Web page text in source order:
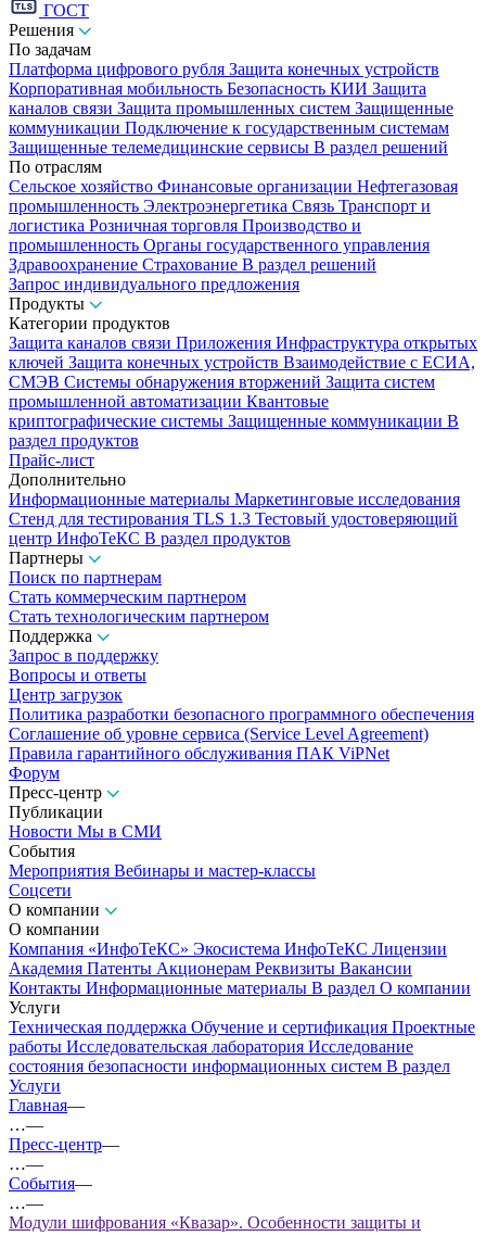
ГОСТ
Решения
По задачам
Платформа цифрового рубля Защита конечных устройств
Корпоративная мобильность Безопасность КИИ Защита
каналов связи Защита промышленных систем Защищенные
коммуникации Подключение к государственным системам
Защищенные телемедицинские сервисы В раздел решений
По отраслям
Сельское хозяйство Финансовые организации Нефтегазовая
промышленность Электроэнергетика Связь Транспорт и
логистика Розничная торговля Производство и
промышленность Органы государственного управления
Здравоохранение Страхование В раздел решений
Запрос индивидуального предложения
Продукты
Категории продуктов
Защита каналов связи Приложения Инфраструктура открытых
ключей Защита конечных устройств Взаимодействие с ЕСИА,
СМЭВ Системы обнаружения вторжений Защита систем
промышленной автоматизации Квантовые
криптографические системы Защищенные коммуникации В
раздел продуктов
Прайс-лист
Дополнительно
Информационные материалы Маркетинговые исследования
Стенд для тестирования TLS 1.3 Тестовый удостоверяющий
центр ИнфоТеКС В раздел продуктов
Партнеры
Поиск по партнерам
Стать коммерческим партнером
Стать технологическим партнером
Поддержка
Запрос в поддержку
Вопросы и ответы
Центр загрузок
Политика разработки безопасного программного обеспечения
Соглашение об уровне сервиса (Service Level Agreement)
Правила гарантийного обслуживания ПАК ViPNet
Форум
Пресс-центр
Публикации
Новости Мы в СМИ
События
Мероприятия Вебинары и мастер-классы
Соцсети
О компании
О компании
Компания «ИнфоТеКС» Экосистема ИнфоТеКС Лицензии
Академия Патенты Акционерам Реквизиты Вакансии
Контакты Информационные материалы В раздел О компании
Услуги
Техническая поддержка Обучение и сертификация Проектные
работы Исследовательская лаборатория Исследование
состояния безопасности информационных систем В раздел
Услуги
Главная—
…—
Пресс-центр—
…—
События—
…—
Модули шифрования «Квазар». Особенности защиты и